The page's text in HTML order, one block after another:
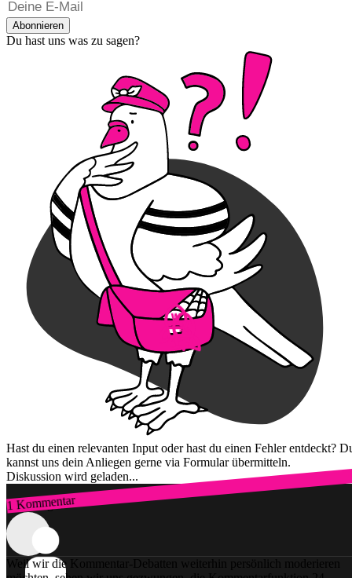
Abonnieren
Du hast uns was zu sagen?
Hast du einen relevanten Input oder hast du einen Fehler entdeckt?
kannst uns dein Anliegen gerne via Formular übermitteln.
Diskussion wird geladen...
1 Kommentar
Zum Login
Weil wir die Kommentar-Debatten weiterhin persönlich moderieren